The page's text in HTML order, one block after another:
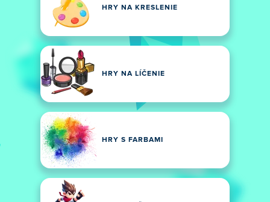
HRY NA KRESLENIE
HRY NA LÍČENIE
HRY S FARBAMI